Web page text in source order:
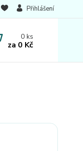
Přihlášení
0ks
za 0 Kč